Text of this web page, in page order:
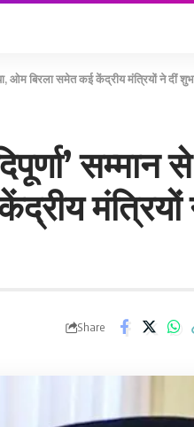
ओम बिरला समेत कई केंद्रीय मंत्रियों ने दीं
सम्मान
मंत्रियों
Share